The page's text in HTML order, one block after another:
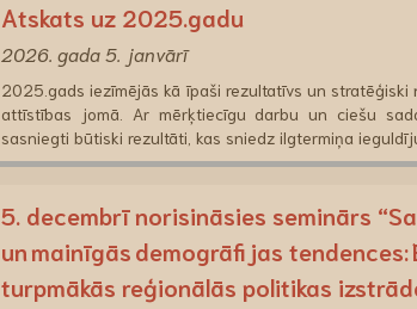
Atskats uz 2025.gadu
2026. gada 5. janvārī
2025.gads iezīmējās kā īpaši rezultatīvs un
attīstības jomā. Ar mērķtiecīgu darbu un ciešu
sasniegti būtiski rezultāti, kas sniedz ilgtermiņa
5. decembrī norisināsies seminārs
un mainīgās demogrāfijas tendences:
turpmākās reģionālās politikas